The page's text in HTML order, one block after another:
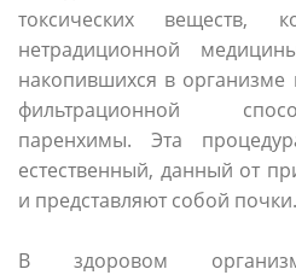
токсических веществ,
нетрадиционной
накопившихся в
фильтрационной
паренхимы. Эта
естественный, данный от
и представляют собой почки.
В здоровом